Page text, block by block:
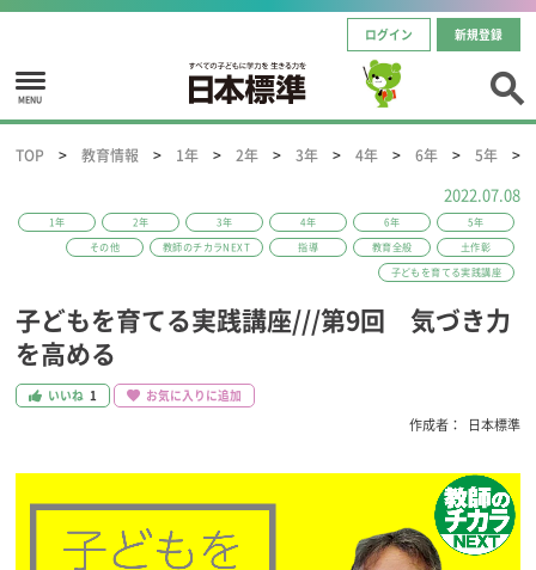
ログイン 新規登録
MENU
TOP 教育情報 1年 2年 3年 4年 6年 5年
子どもを育てる実践講座///第9回 気づき力
を高める
1年 2年 3年 4年 6年 5年
その他 教師のチカラNEXT 指導 教育全般 土作彰
子どもを育てる実践講座
2022.07.08
いいね 1 お気に入りに追加
作成者： 日本標準